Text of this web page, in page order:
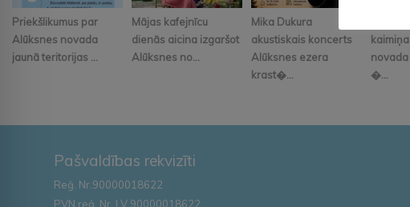
Priekšlikumus par
Alūksnes novada
jaunā teritorijas ...
Mājas kafejnīcu
dienās aicina izgaršot
Alūksnes no...
Mika Dukura
akustiskais koncerts
Alūksnes ezera
krast�...
�...
Pašvaldības rekvizīti
Reģ. Nr.90000018622
PVN reģ. Nr. LV 90000018622